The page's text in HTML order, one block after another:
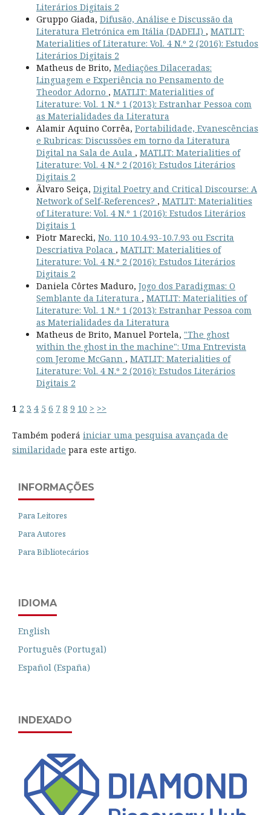
Literários Digitais 2
Gruppo Giada, Difusão, Análise e Discussão da
Literatura Eletrónica em Itália (DADELI) , MATLIT:
Materialities of Literature: Vol. 4 N.º 2 (2016): Estudos
Literários Digitais 2
Matheus de Brito, Mediações Dilaceradas:
Linguagem e Experiência no Pensamento de
Theodor Adorno , MATLIT: Materialities of
Literature: Vol. 1 N.º 1 (2013): Estranhar Pessoa com
as Materialidades da Literatura
Alamir Aquino Corrêa, Portabilidade, Evanescências
e Rubricas: Discussões em torno da Literatura
Digital na Sala de Aula , MATLIT: Materialities of
Literature: Vol. 4 N.º 2 (2016): Estudos Literários
Digitais 2
Ãlvaro Seiça, Digital Poetry and Critical Discourse: A
Network of Self-References? , MATLIT: Materialities
of Literature: Vol. 4 N.º 1 (2016): Estudos Literários
Digitais 1
Piotr Marecki, No. 110 10.4.93-10.7.93 ou Escrita
Descriativa Polaca , MATLIT: Materialities of
Literature: Vol. 4 N.º 2 (2016): Estudos Literários
Digitais 2
Daniela Côrtes Maduro, Jogo dos Paradigmas: O
Semblante da Literatura , MATLIT: Materialities of
Literature: Vol. 1 N.º 1 (2013): Estranhar Pessoa com
as Materialidades da Literatura
Matheus de Brito, Manuel Portela, "The ghost
within the ghost in the machine": Uma Entrevista
com Jerome McGann , MATLIT: Materialities of
Literature: Vol. 4 N.º 2 (2016): Estudos Literários
Digitais 2
1 2 3 4 5 6 7 8 9 10 > >>
Também poderá iniciar uma pesquisa avançada de
similaridade para este artigo.
INFORMAÇÕES
Para Leitores
Para Autores
Para Bibliotecários
IDIOMA
English
Português (Portugal)
Español (España)
INDEXADO